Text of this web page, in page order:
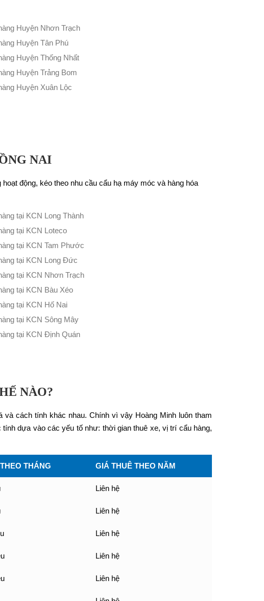
Huyện Nhơn Trạch
Huyện Tân Phú
Huyện Thống Nhất
Huyện Trảng Bom
Huyện Xuân Lộc
NAI
động, kéo theo nhu cầu cẩu hạ máy móc và hàng hóa
tại KCN Long Thành
tại KCN Loteco
tại KCN Tam Phước
tại KCN Long Đức
tại KCN Nhơn Trạch
tại KCN Bàu Xéo
tại KCN Hố Nai
tại KCN Sông Mây
tại KCN Định Quán
NÀO?
cách tính khác nhau. Chính vì vậy Hoàng Minh luôn tham
dựa vào các yếu tố như: thời gian thuê xe, vị trí cẩu hàng,
THÁNG GIÁ THUÊ THEO NĂM
Liên hệ
Liên hệ
Liên hệ
Liên hệ
Liên hệ